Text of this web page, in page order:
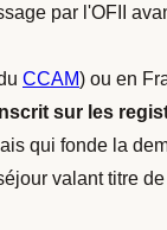
par l'OFII
CCAM) ou en
sur les
qui fonde la
valant titre